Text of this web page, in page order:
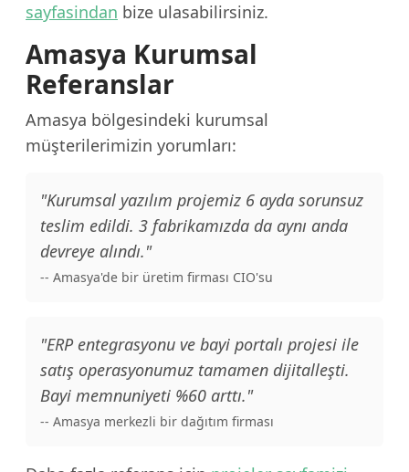
sayfasindan bize ulasabilirsiniz.
Amasya Kurumsal
Referanslar
Amasya bölgesindeki kurumsal
müşterilerimizin yorumları:
"Kurumsal yazılım projemiz 6 ayda sorunsuz
teslim edildi. 3 fabrikamızda da aynı anda
devreye alındı."
-- Amasya'de bir üretim firması CIO'su
"ERP entegrasyonu ve bayi portalı projesi ile
satış operasyonumuz tamamen dijitalleşti.
Bayi memnuniyeti %60 arttı."
-- Amasya merkezli bir dağıtım firması